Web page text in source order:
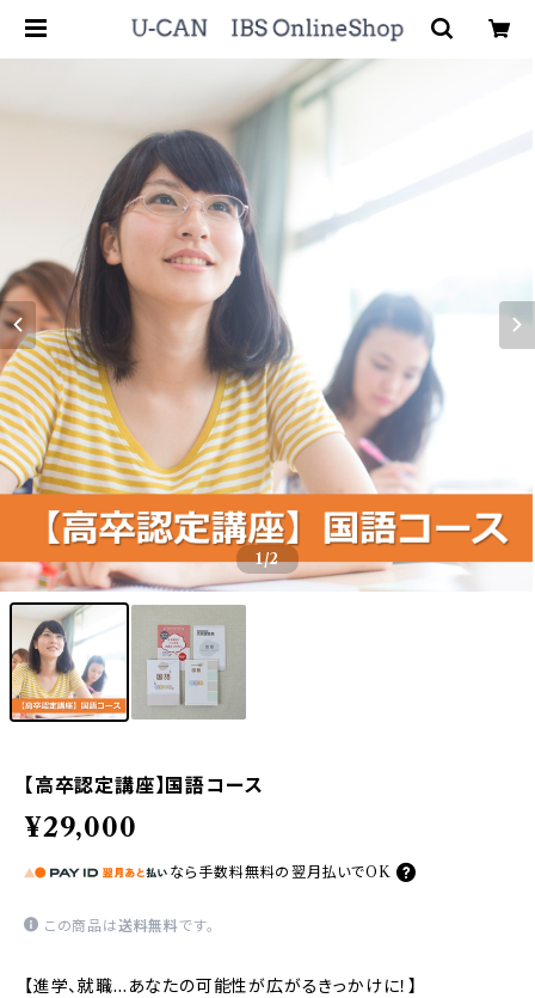
1/2
【高卒認定講座】国語コース
¥29,000
なら 手数料無料の 翌月払いでOK
この商品は送料無料です。
【進学、就職…あなたの可能性が広がるきっかけに！】